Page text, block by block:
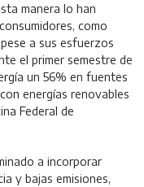
manera lo han
como
a sus esfuerzos
el primer semestre de
un 56% en fuentes
energías renovables
Federal de
a incorporar
y bajas emisiones,